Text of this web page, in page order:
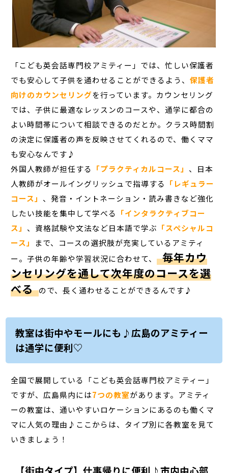
「こども英会話専門校アミティー」では、忙しい保護者
でも安心して子供を通わせることができるよう、保護者
向けのカウンセリングを行っています。カウンセリング
では、子供に最適なレッスンのコースや、通学に都合の
よい時間帯について相談できるのだとか。クラス時間割
の決定に保護者の声を反映させてくれるので、働くママ
も安心なんです♪
外国人教師が担任する 「プラクティカルコース」 、日本
人教師がオールイングリッシュで指導する 「レギュラー
コース」 、発音・イントネーション・読み書きなど強化
したい技能を集中して学べる 「インタラクティブコー
ス」 、資格試験や文法など日本語で学ぶ 「スペシャルコ
ース」
まで、コースの選択肢が充実しているアミティ
ー。子供の年齢や学習状況に合わせて、 毎年カウ
ンセリングを通して次年度のコースを選
べる ので、長く通わせることができるんです♪
教室は街中やモールにも♪広島のアミティー
は通学に便利♡
全国で展開している「こども英会話専門校アミティー」
ですが、広島県内には7つの教室があります。アミティ
ーの教室は、通いやすいロケーションにあるのも働くマ
マに人気の理由♪ここからは、タイプ別に各教室を見て
いきましょう！